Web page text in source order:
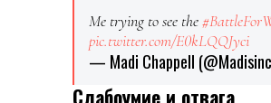
Me trying to see the
pic.twitter.com/E0kLQQJyci
— Madi Chappell
Слабоумие и отвага